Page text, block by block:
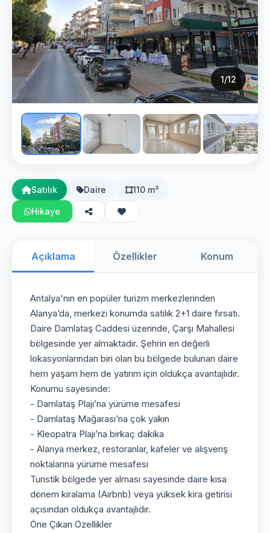
1/12
Satılık Daire 110 m²
Hikaye
Açıklama Özellikler Konum
Antalya'nın en popüler turizm merkezlerinden
Alanya’da, merkezi konumda satılık 2+1 daire fırsatı.
Daire Damlataş Caddesi üzerinde, Çarşı Mahallesi
bölgesinde yer almaktadır. Şehrin en değerli
lokasyonlarından biri olan bu bölgede bulunan daire
hem yaşam hem de yatırım için oldukça avantajlıdır.
Konumu sayesinde:
- Damlataş Plajı’na yürüme mesafesi
- Damlataş Mağarası’na çok yakın
- Kleopatra Plajı’na birkaç dakika
- Alanya merkez, restoranlar, kafeler ve alışveriş
noktalarına yürüme mesafesi
Turistik bölgede yer alması sayesinde daire kısa
dönem kiralama (Airbnb) veya yüksek kira getirisi
açısından oldukça avantajlıdır.
Öne Çıkan Özellikler